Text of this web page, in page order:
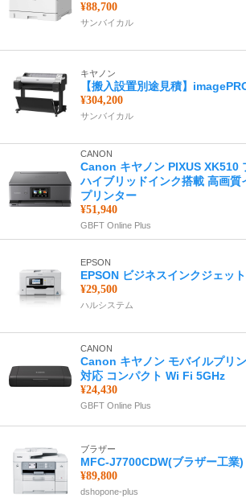
¥88,700
サンバイカル
キヤノン
【搬入設置別途見積】
¥304,200
サンバイカル
CANON
Canon キヤノン PIXUS XK510
ハイブリッドインク搭載 高画質
プリンター
¥51,940
GBFT Online Plus
EPSON
EPSON ビジネスインクジェッ
¥29,500
ハルシステム
CANON
Canon キヤノン モバイルプリ
対応 コンパクト Wi Fi 5GHz
¥24,430
GBFT Online Plus
ブラザー
MFC-J7700CDW(ブラザー工業)
¥89,800
dshopone-plus